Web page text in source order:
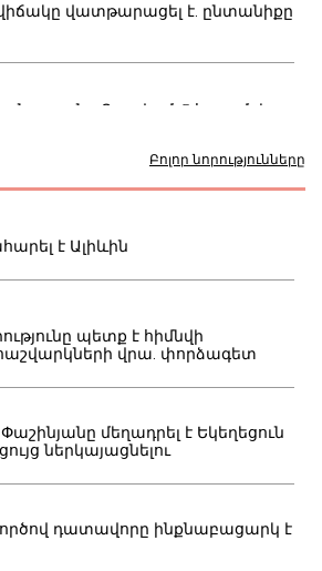
Բոլոր նորությունները
է Ալիևին
պետք է հիմնվի
վրա. փորձագետ
Փաշինյանը մեղադրել է Եկեղեցուն
ներկայացնելու
դատավորը ինքնաբացարկ է
վիճակը վատթարացել է. ընտանիքը
Բաքվում. 5 հայ ըմբիշ
միգրանտներին կարգելվի
Մանուկյանը դիմել է